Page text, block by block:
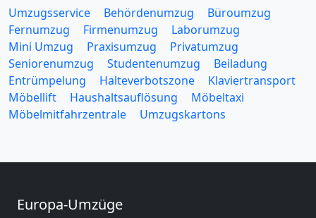
Umzugsservice Behördenumzug
Büroumzug
Fernumzug
Firmenumzug
Laborumzug
Mini Umzug
Praxisumzug
Privatumzug
Seniorenumzug
Studentenumzug
Beiladung
Entrümpelung
Halteverbotszone
Klaviertransport
Möbellift
Haushaltsauflösung
Möbeltaxi
Möbelmitfahrzentrale
Umzugskartons
Europa-Umzüge